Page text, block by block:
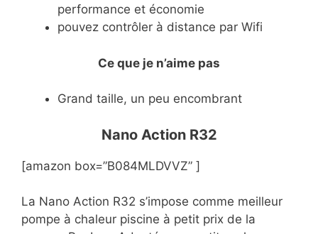
performance et économie
pouvez contrôler à distance par Wifi
Ce que je n’aime pas
Grand taille, un peu encombrant
Nano Action R32
[amazon box=”B084MLDVVZ” ]
La Nano Action R32 s’impose comme meilleur
pompe à chaleur piscine à petit prix de la